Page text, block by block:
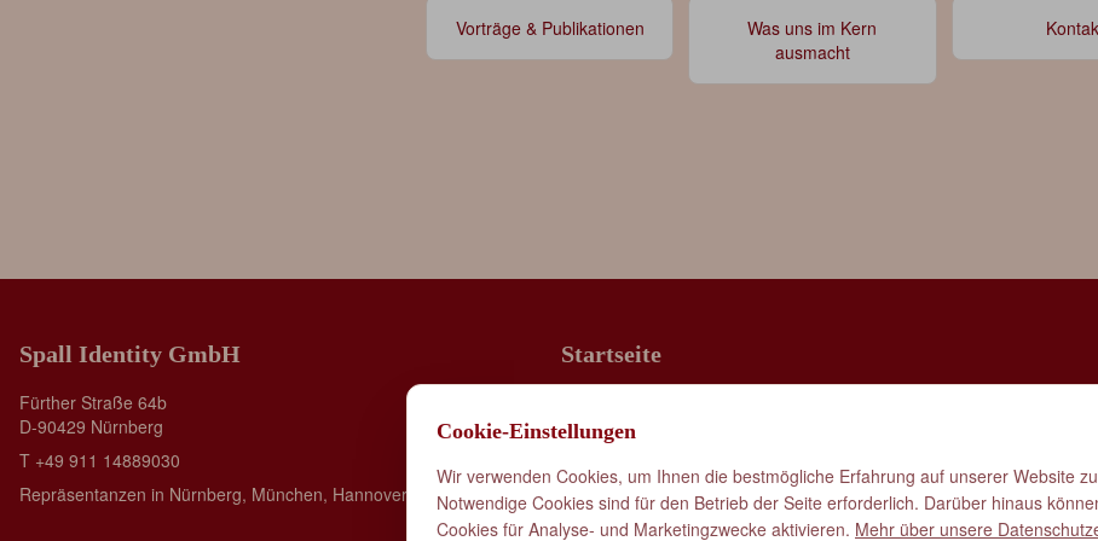
Cookie-Einstellungen
Wir verwenden Cookies, um Ihnen die bestmögliche Erfahrung auf unserer Website
Notwendige Cookies sind für den Betrieb der Seite erforderlich. Darüber hinaus
Cookies für Analyse- und Marketingzwecke aktivieren. Mehr über unsere
Vorträge & Publikationen
Was uns im Kern
ausmacht
Spall Identity GmbH
Fürther Straße 64b
D-90429 Nürnberg
T +49 911 14889030
Repräsentanzen in Nürnberg, München, Hannover und London
Startseite
Vorträge & Publikationen
Kontakt